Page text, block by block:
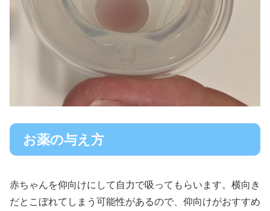
お薬の与え方
赤ちゃんを仰向けにして自力で吸ってもらいます。横向き
だとこぼれてしまう可能性があるので、仰向けがおすすめ